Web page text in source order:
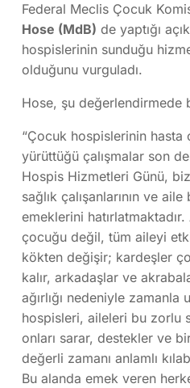
Federal Meclis Çocuk
Hose (MdB) de yaptığı
hospislerinin sunduğu
olduğunu vurguladı.
Hose, şu değerlendirmede
“Çocuk hospislerinin
yürüttüğü çalışmalar son
Hospis Hizmetleri Günü,
sağlık çalışanlarının ve
emeklerini hatırlatmaktadır.
çocuğu değil, tüm aileyi
kökten değişir; kardeşler
kalır, arkadaşlar ve
ağırlığı nedeniyle
hospisleri, aileleri bu zorlu
onları sarar, destekler ve
değerli zamanı anlamlı
Bu alanda emek veren